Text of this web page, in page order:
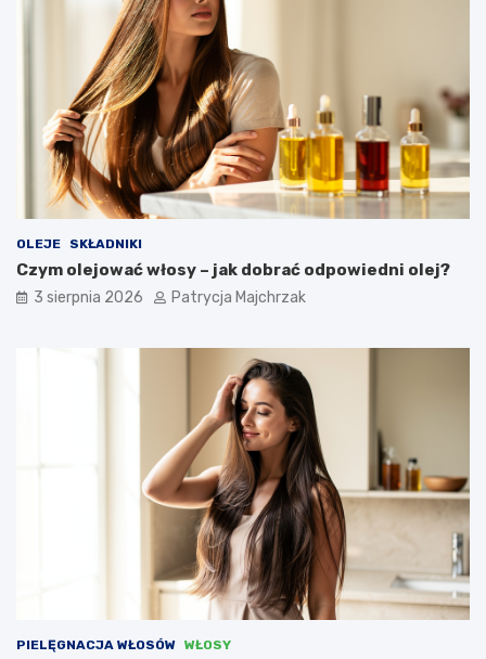
OLEJE SKŁADNIKI
Czym olejować włosy – jak dobrać odpowiedni olej?
3 sierpnia 2026 Patrycja Majchrzak
PIELĘGNACJA WŁOSÓW WŁOSY